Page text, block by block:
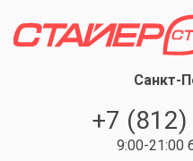
Санкт-
+7
9:00-21:00